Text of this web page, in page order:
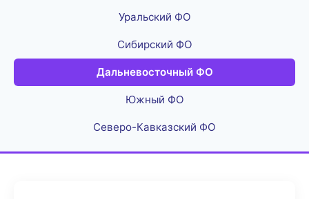
Уральский ФО
Сибирский ФО
Дальневосточный ФО
Южный ФО
Северо-Кавказский ФО